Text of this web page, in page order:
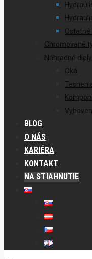
Chromované
Náhradné diely
Oká
BLOG
O NÁS
KARIÉRA
KONTAKT
NA STIAHNUTIE